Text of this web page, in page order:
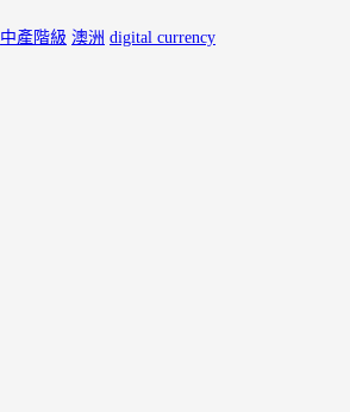
中產階級 澳洲 digital currency